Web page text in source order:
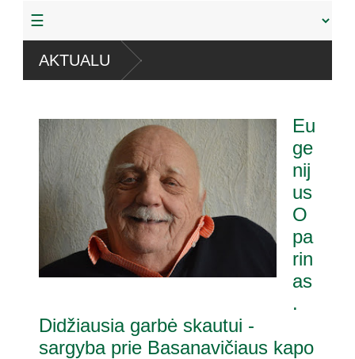
AKTUALU
referendumu
pat. referendumui dėl
Eu
ge
nij
us
O
pa
rin
as
.
Didžiausia garbė skautui -
sargyba prie Basanavičiaus kapo